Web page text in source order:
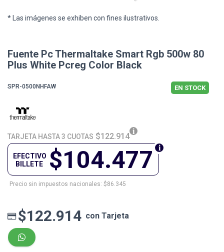
* Las imágenes se exhiben con fines ilustrativos.
Fuente Pc Thermaltake Smart Rgb 500w 80
Plus White Pcreg Color Black
SPR-0500NHFAW EN STOCK
TARJETA HASTA 3 CUOTAS $122.914
$104.477
EFECTIVO
BILLETE
Precio sin impuestos nacionales: $86.345
$122.914 con Tarjeta